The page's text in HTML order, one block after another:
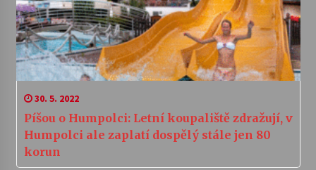
30. 5. 2022
Píšou o Humpolci: Letní koupaliště zdražují, v
Humpolci ale zaplatí dospělý stále jen 80
korun